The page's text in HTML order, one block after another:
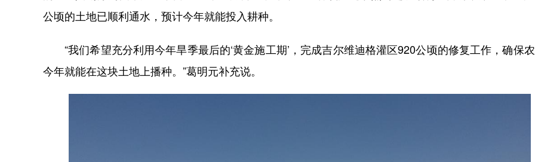
公顷的土地已顺利通水，预计今年就能投入耕种。
“我们希望充分利用今年旱季最后的‘黄金施工期’，完成吉尔维迪格灌区920公顷的修复工作，确保
今年就能在这块土地上播种。”葛明元补充说。